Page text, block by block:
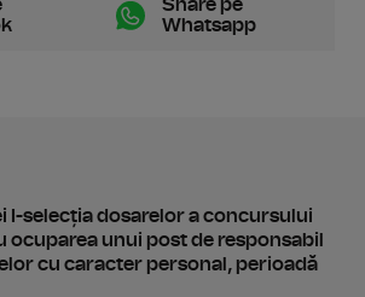
Share pe
Whatsapp
I-selecția dosarelor a concursului
ocuparea unui post de responsabil
cu caracter personal, perioadă